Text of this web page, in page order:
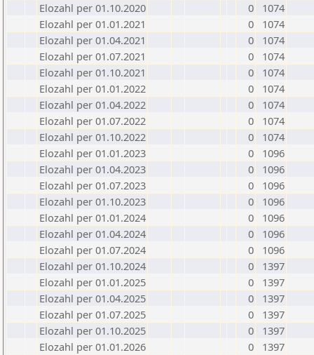
Elozahl per 01.10.2020
0
1074
Elozahl per 01.01.2021
0
1074
Elozahl per 01.04.2021
0
1074
Elozahl per 01.07.2021
0
1074
Elozahl per 01.10.2021
0
1074
Elozahl per 01.01.2022
0
1074
Elozahl per 01.04.2022
0
1074
Elozahl per 01.07.2022
0
1074
Elozahl per 01.10.2022
0
1074
Elozahl per 01.01.2023
0
1096
Elozahl per 01.04.2023
0
1096
Elozahl per 01.07.2023
0
1096
Elozahl per 01.10.2023
0
1096
Elozahl per 01.01.2024
0
1096
Elozahl per 01.04.2024
0
1096
Elozahl per 01.07.2024
0
1096
Elozahl per 01.10.2024
0
1397
Elozahl per 01.01.2025
0
1397
Elozahl per 01.04.2025
0
1397
Elozahl per 01.07.2025
0
1397
Elozahl per 01.10.2025
0
1397
Elozahl per 01.01.2026
0
1397